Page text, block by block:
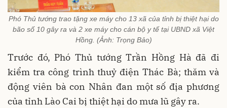
Phó Thủ tướng trao tặng xe máy cho 13 xã của tỉnh bị thiệt hại do
bão số 10 gây ra và 2 xe máy cho cán bộ y tế tại UBND xã Việt
Hồng. (Ảnh: Trọng Bảo)
Trước đó, Phó Thủ tướng Trần Hồng Hà đã đi
kiểm tra công trình thuỷ điện Thác Bà; thăm và
động viên bà con Nhân đan một số địa phương
của tỉnh Lào Cai bị thiệt hại do mưa lũ gây ra.